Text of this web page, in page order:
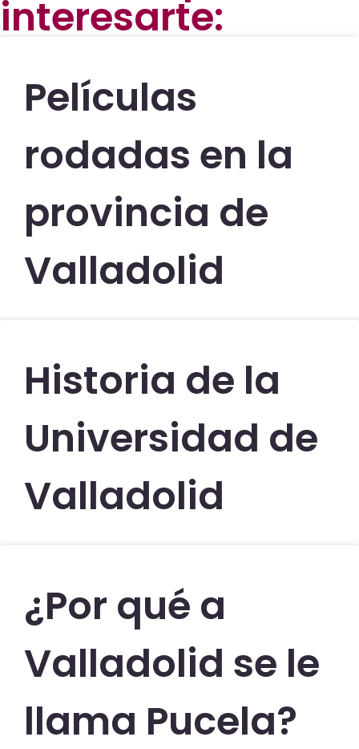
interesarte:
Películas
rodadas en la
provincia de
Valladolid
Historia de la
Universidad de
Valladolid
¿Por qué a
Valladolid se le
llama Pucela?